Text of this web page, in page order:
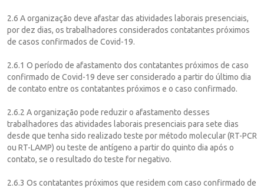
2.6 A organização deve afastar das atividades laborais presenciais,
por dez dias, os trabalhadores considerados contatantes próximos
de casos confirmados de Covid-19.
2.6.1 O período de afastamento dos contatantes próximos de caso
confirmado de Covid-19 deve ser considerado a partir do último dia
de contato entre os contatantes próximos e o caso confirmado.
2.6.2 A organização pode reduzir o afastamento desses
trabalhadores das atividades laborais presenciais para sete dias
desde que tenha sido realizado teste por método molecular (RT-PCR
ou RT-LAMP) ou teste de antígeno a partir do quinto dia após o
contato, se o resultado do teste for negativo.
2.6.3 Os contatantes próximos que residem com caso confirmado de